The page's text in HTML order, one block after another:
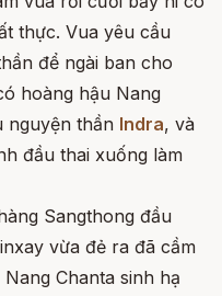
thực. Vua yêu cầu
để ngài ban cho
hoàng hậu Nang
nguyện thần Indra, và
đầu thai xuống làm
Sangthong đầu
vừa đẻ ra đã cầm
Chanta sinh hạ